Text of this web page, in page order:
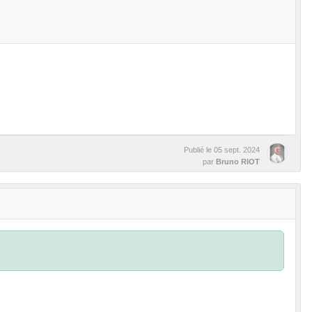
Publié le 05 sept. 2024
par Bruno RIOT